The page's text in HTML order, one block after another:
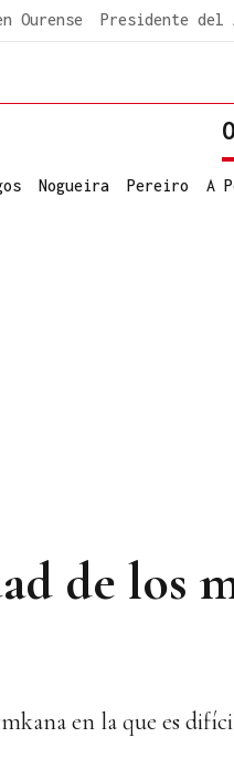
Ourense Presidente del
Nogueira Pereiro A
de los
en la que es